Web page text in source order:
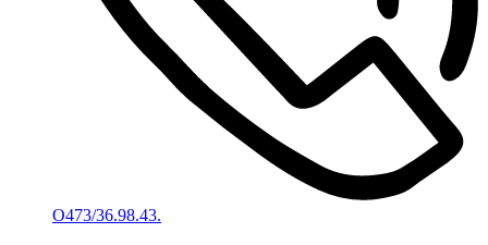
O473/36.98.43.